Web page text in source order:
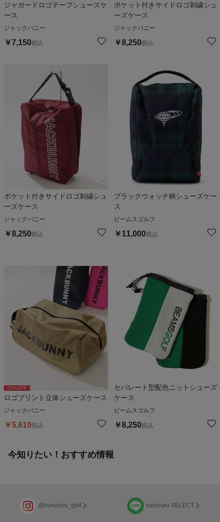
ジャガードロゴテープシューズケ
ース
ジャックバニー
￥7,150税込
ポケット付きサイドロゴ刺繍シュ
ーズケース
ジャックバニー
￥8,250税込
ポケット付きサイドロゴ刺繍シュ
ーズケース
ジャックバニー
￥8,250税込
ブラックウォッチ柄シューズケー
ス
ビームスゴルフ
￥ 11,000税込
15%OFF
ロゴプリント立体シューズケース
ジャックバニー
￥5,610税込
セパレート型配色ニットシューズ
ケース
ビームスゴルフ
￥8,250税込
今知りたい！おすすめ情報
@curucuru_golf curucuru SELECT